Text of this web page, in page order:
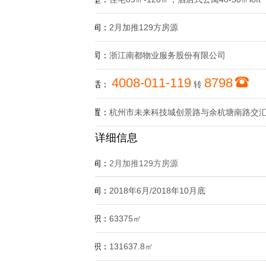
开盘时间： 2月加推129方房源
物业公司： 浙江南都物业服务股份有限公司
咨询电话： 4008-011-119 转 8798
楼盘位置： 杭州市未来科技城创景路与余杭塘南路交
详细信息
开盘时间： 2月加推129方房源
交付时间： 2018年6月/2018年10月底
占地面积： 63375㎡
建筑面积： 131637.8㎡